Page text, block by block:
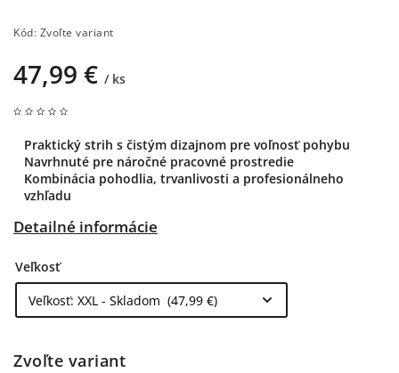
Kód: Zvoľte variant
47,99 € / ks
Praktický strih s čistým dizajnom pre voľnosť pohybu
Navrhnuté pre náročné pracovné prostredie
Kombinácia pohodlia, trvanlivosti a profesionálneho
vzhľadu
Detailné informácie
Veľkosť
Zvoľte variant